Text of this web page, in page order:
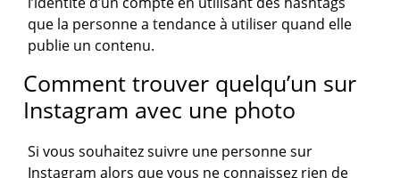
que la personne a tendance à utiliser quand elle
publie un contenu.
Comment trouver quelqu’un sur
Instagram avec une photo
Si vous souhaitez suivre une personne sur
Instagram alors que vous ne connaissez rien de